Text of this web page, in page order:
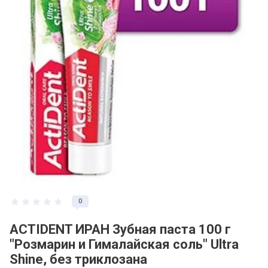
0
ACTIDENT ИРАН Зубная паста 100 г
"Розмарин и Гималайская соль" Ultra
Shine, без триклозана